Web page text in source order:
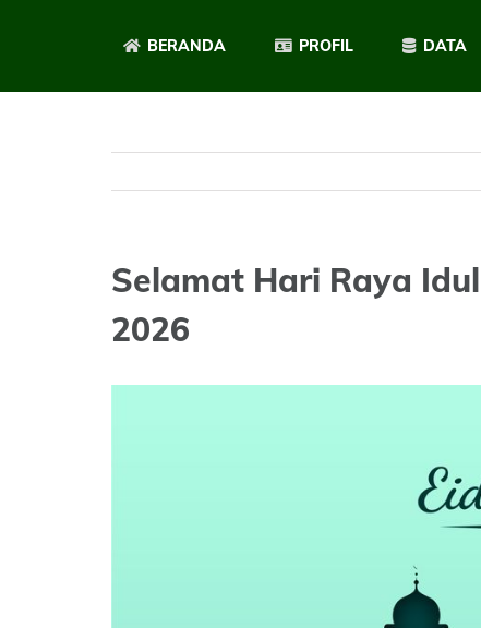
BERANDA PROFIL DATA
Selamat Hari Raya
2026